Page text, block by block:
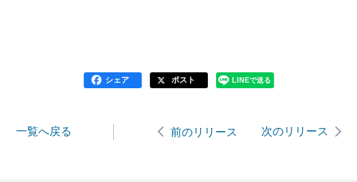
シェア ポスト LINEで送る
一覧へ戻る 前のリリース 次のリリース